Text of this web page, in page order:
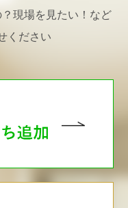
現場を見たい！など
ください